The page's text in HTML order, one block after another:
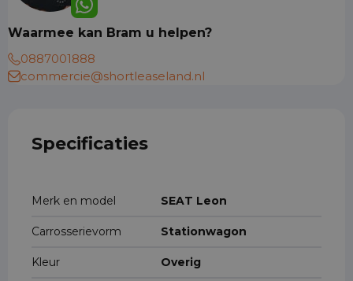
Waarmee kan Bram u helpen?
0887001888
commercie@shortleaseland.nl
Specificaties
Merk en model SEAT Leon
Carrosserievorm Stationwagon
Kleur Overig